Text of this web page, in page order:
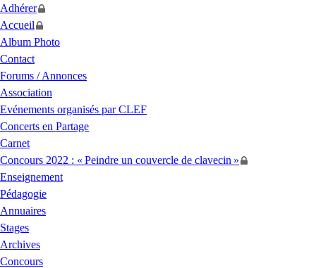
Adhérer
Accueil
Album Photo
Contact
Forums / Annonces
Association
Evénements organisés parCLEF
Concerts en Partage
Carnet
Concours 2022 : « Peindre un couvercle de clavecin »
Enseignement
Pédagogie
Annuaires
Stages
Archives
Concours